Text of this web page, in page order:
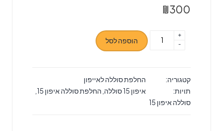
₪300
כמות
Apple
iPhone
16
-
+
הוספה לסל
קטגוריה:
החלפת סוללה לאייפון
תויות:
איפון 15 סוללה החלפת סוללה איפון 15
סוללה איפון 15